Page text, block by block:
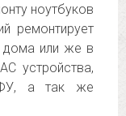
ноутбуков
ремонтирует
дома или же в
устройства,
а так же